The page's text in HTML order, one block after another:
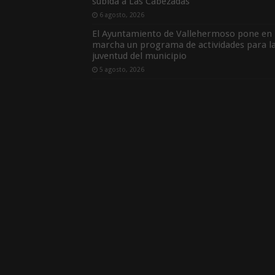
6 agosto, 2026
El Ayuntamiento de Vallehermoso pone en
marcha un programa de actividades para
juventud del municipio
5 agosto, 2026